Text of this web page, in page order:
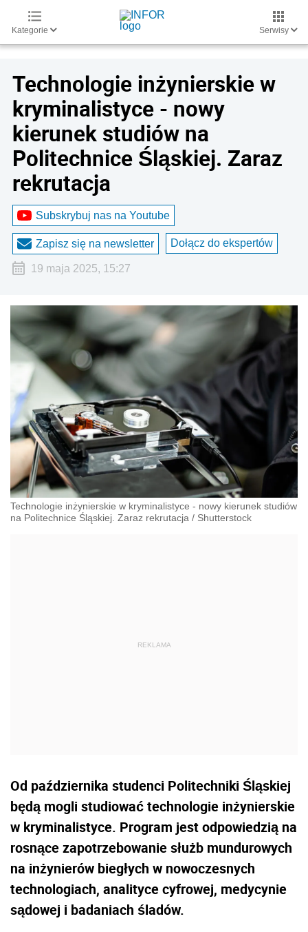
Kategorie Serwisy
Technologie inżynierskie w
kryminalistyce - nowy
kierunek studiów na
Politechnice Śląskiej. Zaraz
rekrutacja
Subskrybuj nas na Youtube
Zapisz się na newsletter Dołącz do ekspertów
19 maja 2025, 15:27
Technologie inżynierskie w kryminalistyce - nowy kierunek studiów
na Politechnice Śląskiej. Zaraz rekrutacja / Shutterstock
Od października studenci Politechniki Śląskiej
będą mogli studiować technologie inżynierskie
w kryminalistyce. Program jest odpowiedzią na
rosnące zapotrzebowanie służb mundurowych
na inżynierów biegłych w nowoczesnych
technologiach, analityce cyfrowej, medycynie
sądowej i badaniach śladów.